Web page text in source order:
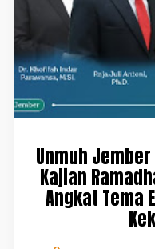
Unmuh
Kajian
Angkat Tema